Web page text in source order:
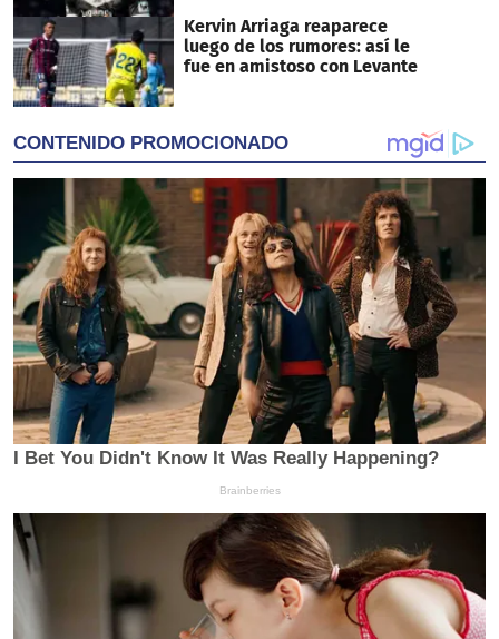
Kervin Arriaga reaparece
luego de los rumores: así le
fue en amistoso con Levante